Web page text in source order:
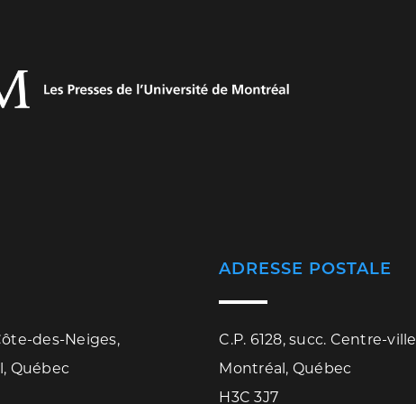
des-Neiges,
Québec
ADRESSE POSTALE
C.P. 6128, succ. Centre-ville
Montréal, Québec
H3C 3J7